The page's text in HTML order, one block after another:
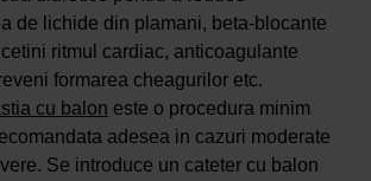
de lichide din plamani, beta-blocante
ritmul cardiac, anticoagulante
formarea cheagurilor etc.
cu balon este o procedura minim
adesea in cazuri moderate
Se introduce un cateter cu balon